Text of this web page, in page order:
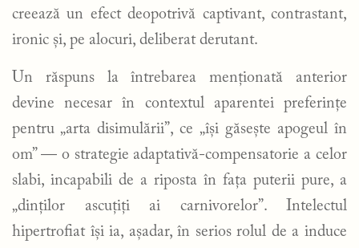
creează un efect deopotrivă captivant, contrastant,
ironic și, pe alocuri, deliberat derutant.
Un răspuns la întrebarea menționată anterior
devine necesar în contextul aparentei preferințe
pentru „arta disimulării”, ce „își găsește apogeul în
om” — o strategie adaptativă-compensatorie a celor
slabi, incapabili de a riposta în fața puterii pure, a
„dinților ascuțiți ai carnivorelor”. Intelectul
hipertrofiat își ia, așadar, în serios rolul de a induce